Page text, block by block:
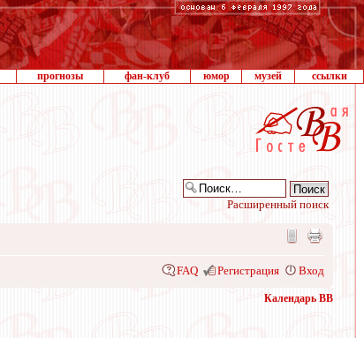
прогнозы фан-клуб юмор музей ссылки
Расширенный поиск
FAQ Регистрация Вход
Календарь ВВ